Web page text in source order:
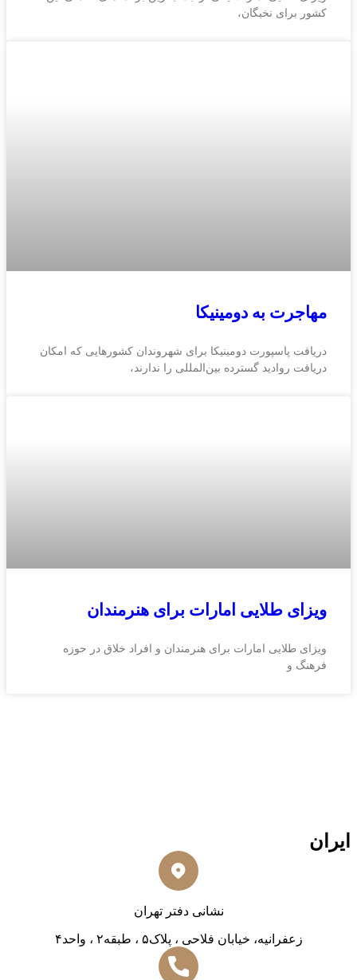
کشور برای نخبگان،
مهاجرت به دومینیکا
دریافت پاسپورت دومینیکا برای شهروندان کشورهایی که امکان
دریافت روادید گسترده بین‌المللی را ندارند،
ویزای طلایی امارات برای هنرمندان
ویزای طلایی امارات برای هنرمندان و افراد خلاق در حوزه
فرهنگ و
ایران
نشانی دفتر تهران
زعفرانیه، خیابان فلاحی ، پلاک۵ ، طبقه۲ ، واحد۴